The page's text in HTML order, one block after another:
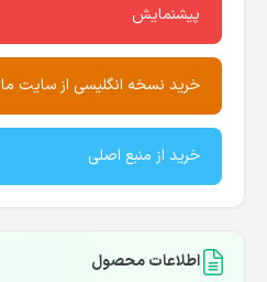
پیشنمایش
خرید نسخه انگلیسی از سایت ما
خرید از منبع اصلی
اطلاعات محصول